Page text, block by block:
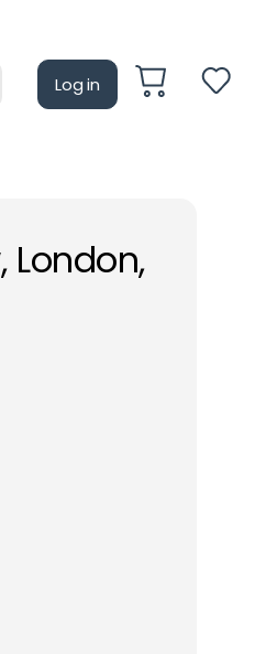
Log in
London,